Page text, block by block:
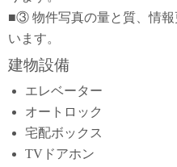
■③ 物件写真の量と質、情報
います。
建物設備
エレベーター
オートロック
宅配ボックス
TVドアホン